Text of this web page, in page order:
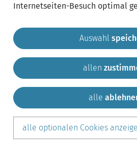
Gemeinde Krailling
Sitemap
teilen auf:
Internetseiten-Besuch optimal
Auswahl
allen
alle
alle optionalen Cookies